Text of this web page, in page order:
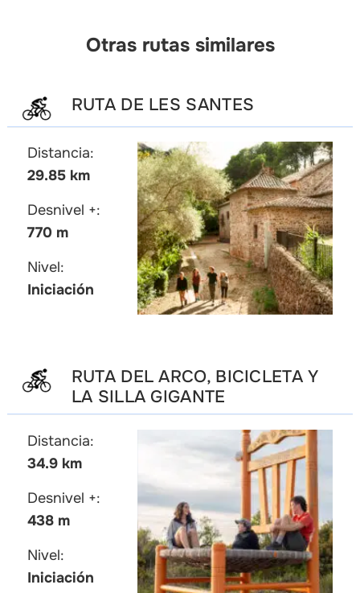
Otras rutas similares
RUTA DE LES SANTES
Distancia:
29.85 km
Desnivel +:
770 m
Nivel:
Iniciación
RUTA DEL ARCO, BICICLETA Y
LA SILLA GIGANTE
Distancia:
34.9 km
Desnivel +:
438 m
Nivel:
Iniciación